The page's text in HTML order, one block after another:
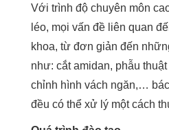
Với trình độ chuyên môn
léo, mọi vấn đề liên quan
khoa, từ đơn giản đến
như: cắt amidan, phẫu
chỉnh hình vách ngăn,…
đều có thể xử lý một cách